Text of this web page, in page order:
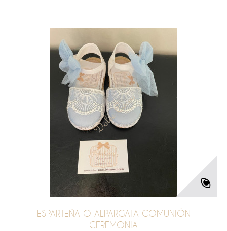
ESPARTEÑA O ALPARGATA COMUNIÓN
CEREMONIA